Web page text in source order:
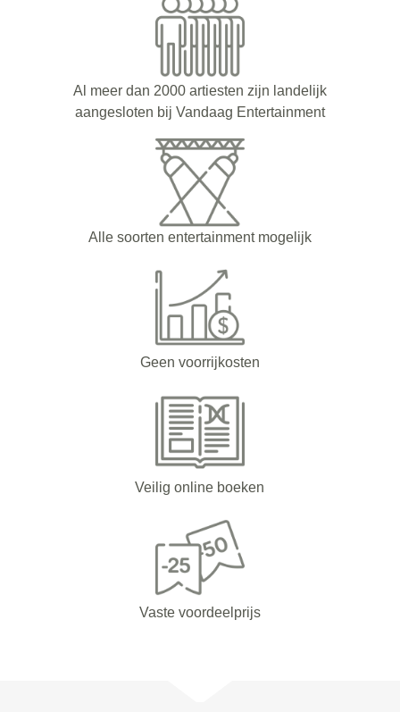
Al meer dan 2000 artiesten zijn landelijk
aangesloten bij Vandaag Entertainment
Alle soorten entertainment mogelijk
Geen voorrijkosten
Veilig online boeken
Vaste voordeelprijs